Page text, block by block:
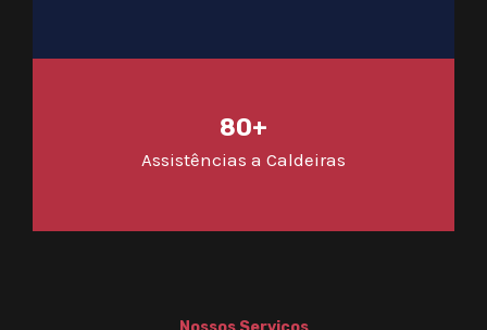
80+
Assistências a Caldeiras